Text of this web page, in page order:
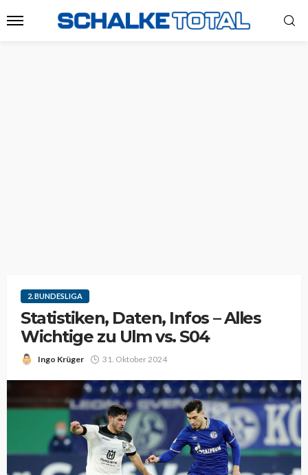
2. BUNDESLIGA
Statistiken, Daten, Infos – Alles
Wichtige zu Ulm vs. S04
Ingo Krüger 31. Oktober 2024